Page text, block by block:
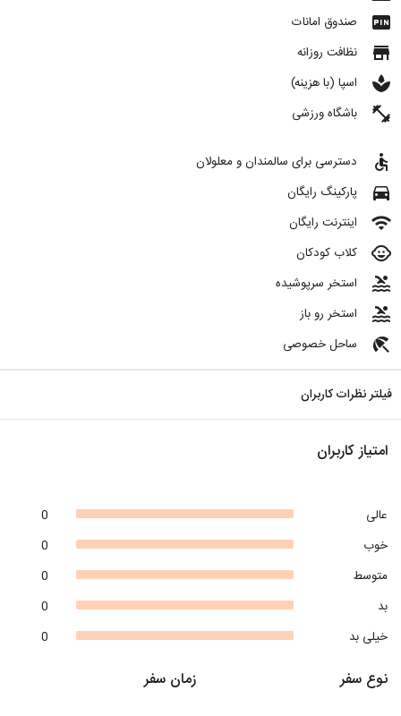
fiber_pin صندوق امانات
store نظافت روزانه
spa اسپا (با هزینه)
fitness_center باشگاه ورزشی
accessible دسترسی برای سالمندان و معلولان
directions_car پارکینگ رایگان
wifi اینترنت رایگان
child_care کلاب کودکان
pool استخر سرپوشیده
pool استخر رو باز
beach_access ساحل خصوصی
فیلتر نظرات کاربران
امتیاز کاربران
0
عالی
0
خوب
0
متوسط
0
بد
0
خیلی بد
زمان سفر نوع سفر